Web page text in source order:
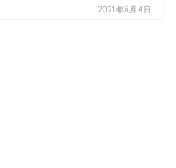
2021年6月4日